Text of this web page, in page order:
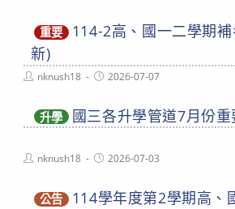
重要
114-2高、國一二學期
新)
Postnknush18
Post2026-07-07
升學
國三各升學管道7月份
Postnknush18
Post2026-07-03
公告
114學年度第2學期高、